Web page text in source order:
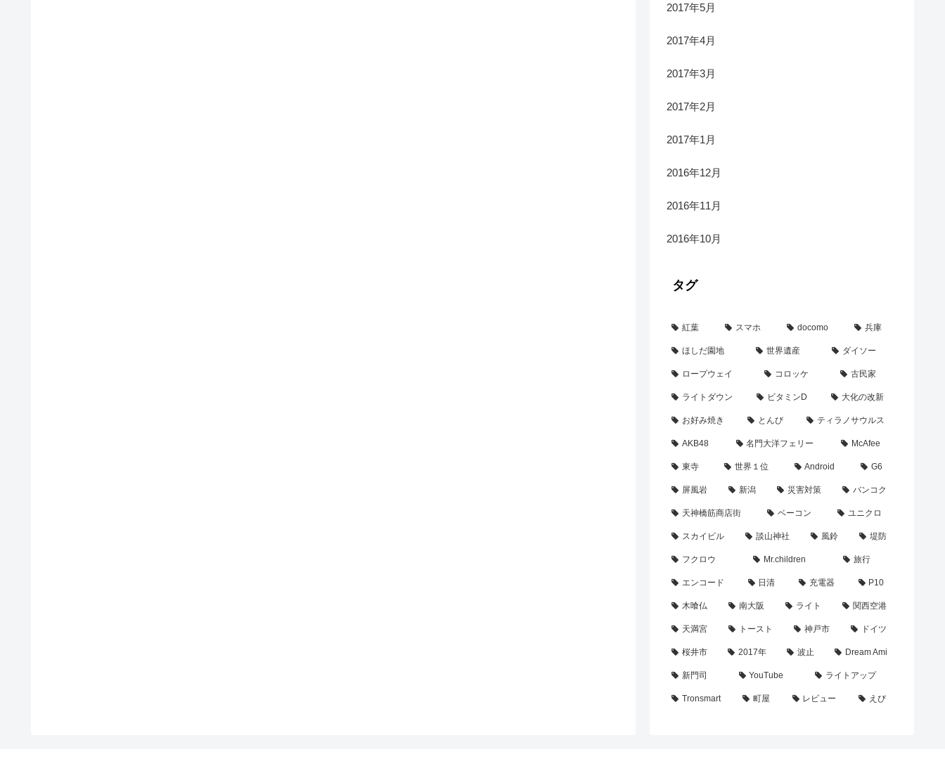
2017年5月
2017年4月
2017年3月
2017年2月
2017年1月
2016年12月
2016年11月
2016年10月
タグ
紅葉 スマホ docomo 兵庫
ほしだ園地 世界遺産 ダイソー
ロープウェイ コロッケ 古民家
ライトダウン ビタミンD 大化の改新
お好み焼き とんび ティラノサウルス
AKB48 名門大洋フェリー McAfee
東寺 世界１位 Android G6
屏風岩 新潟 災害対策 バンコク
天神橋筋商店街 ベーコン ユニクロ
スカイビル 談山神社 風鈴 堤防
フクロウ Mr.children 旅行
エンコード 日清 充電器 P10
木喰仏 南大阪 ライト 関西空港
天満宮 トースト 神戸市 ドイツ
桜井市 2017年 波止 Dream Ami
新門司 YouTube ライトアップ
Tronsmart 町屋 レビュー えび